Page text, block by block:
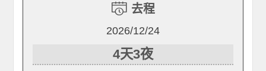
去程
2026/12/24
4天3夜